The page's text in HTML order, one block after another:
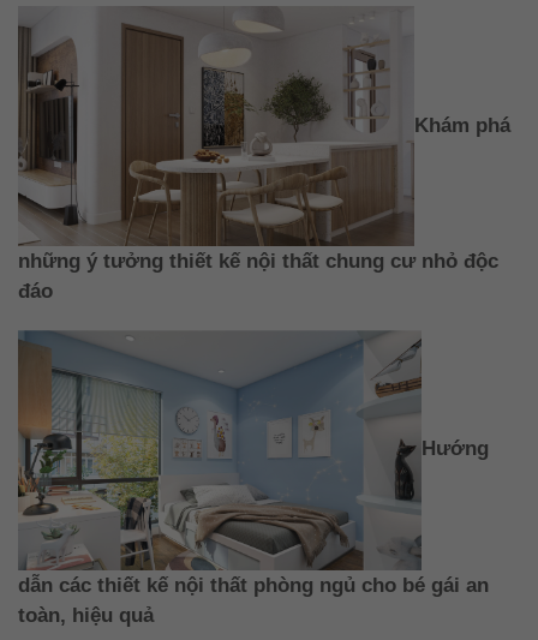
Khám phá
những ý tưởng thiết kế nội thất chung cư nhỏ độc
đáo
Hướng
dẫn các thiết kế nội thất phòng ngủ cho bé gái an
toàn, hiệu quả